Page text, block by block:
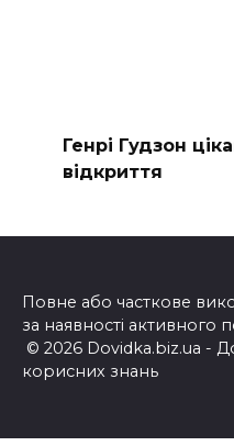
Генрі Гудзон
відкриття
Повне або часткове
за наявності активного
© 2026 Dovidka.biz.ua -
корисних знань